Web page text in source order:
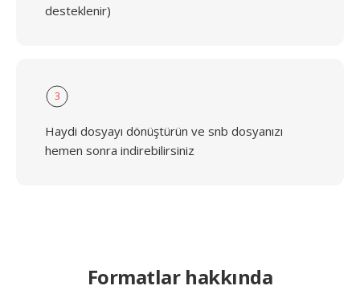
desteklenir)
3
Haydi dosyayı dönüştürün ve snb dosyanızı
hemen sonra indirebilirsiniz
Formatlar hakkında